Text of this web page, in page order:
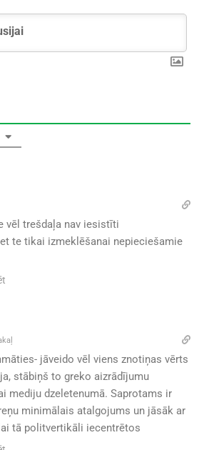
vēl trešdaļa nav iesistīti
te tikai izmeklēšanai nepieciešamie
jāveido vēl viens znotiņas vērts
stābiņš to greko aizrādījumu
mediju dzeletenumā. Saprotams ir
minimālais atalgojums un jāsāk ar
tā politvertikāli iecentrētos